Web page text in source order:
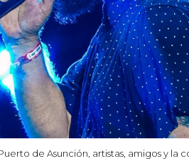
de Asunción, artistas, amigos y la